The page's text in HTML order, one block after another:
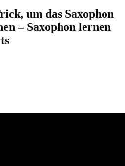
um das Saxophon
– Saxophon lernen